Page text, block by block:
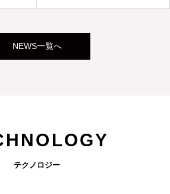
NEWS一覧へ
テクノロジー